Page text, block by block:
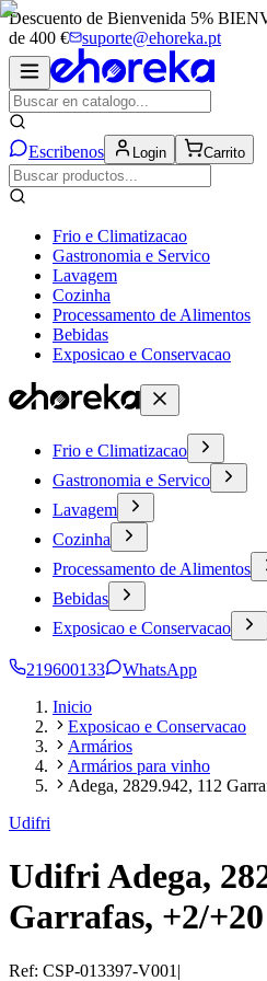
Descuento de Bienvenida 5%
de 400 €
suporte@ehoreka.pt
Escribenos Login Carrito
Frio e Climatizacao
Gastronomia e Servico
Lavagem
Cozinha
Processamento de Alimentos
Bebidas
Exposicao e Conservacao
Frio e Climatizacao
Gastronomia e Servico
Lavagem
Cozinha
Processamento de Alimentos
Bebidas
Exposicao e Conservacao
219600133
WhatsApp
Inicio
Exposicao e Conservacao
Armários
Armários para vinho
Adega, 2829.942, 112
Udifri
Udifri Adega,
Garrafas, +2/+20
Ref: CSP-013397-V001 |